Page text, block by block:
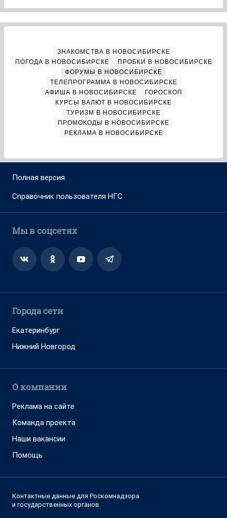
ЗНАКОМСТВА В НОВОСИБИРСКЕ
ПОГОДА В НОВОСИБИРСКЕ
ПРОБКИ В НОВОСИБИРСКЕ
ФОРУМЫ В НОВОСИБИРСКЕ
ТЕЛЕПРОГРАММА В НОВОСИБИРСКЕ
АФИША В НОВОСИБИРСКЕ
ГОРОСКОП
КУРСЫ ВАЛЮТ В НОВОСИБИРСКЕ
ТУРИЗМ В НОВОСИБИРСКЕ
ПРОМОКОДЫ В НОВОСИБИРСКЕ
РЕКЛАМА В НОВОСИБИРСКЕ
Полная версия
Справочник пользователя НГС
Мы в соцсетях
Города сети
Екатеринбург
Нижний Новгород
О компании
Реклама на сайте
Команда проекта
Наши вакансии
Помощь
Контактные данные для Роскомнадзора
и государственных органов